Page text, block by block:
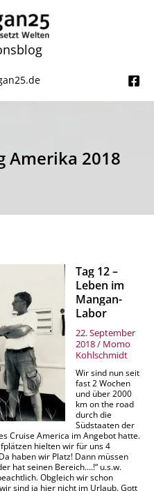
Amerika 2018
Tag 12 –
Leben im
Mangan-
Labor
22. September
2018/ Momo
Kohlschmidt
Wir sind nun seit
fast 2 Wochen
und über 2000
km on the road
durch die
Südstaaten der
Cruise America im Angebot hatte.
hielten wir für uns 4
haben wir Platz! Dann müssen
hat seinen Bereich....!“ u.s.w.
Obgleich wir schon
sind ja hier nicht im Urlaub. Gott